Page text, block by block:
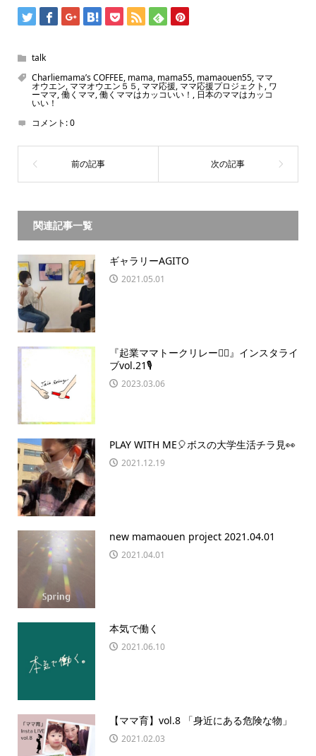
talk
Charliemama’s COFFEE, mama, mama55, mamaouen55, ママ
オウエン, ママオウエン５５ , ママ応援, ママ応援プロジェクト , ワ
ーママ,働くママ,働くママはカッコいい！ , 日本のママはカッコ
いい！
コメント:0
関連記事一覧
ギャラリーAGITO
2021.05.01
『起業ママトークリレー🏃‍♀️』インスタライ
ブvol.21🎙
2023.03.06
PLAY WITH ME🎈ボスの大学生活チラ見👀
2021.12.19
new mamaouen project 2021.04.01
2021.04.01
本気で働く
2021.06.10
【ママ育】vol.8 「身近にある危険な物」
2021.02.03